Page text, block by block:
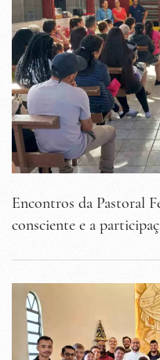
Encontros da Pastoral
consciente e a